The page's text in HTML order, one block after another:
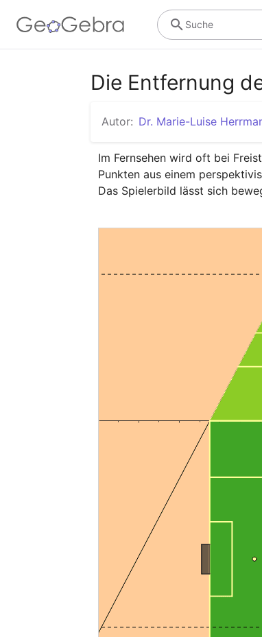
Suche
Die Entfernung
Autor: Dr. Marie-Luise
Im Fernsehen wird oft bei
Punkten aus einem
Das Spielerbild lässt sich